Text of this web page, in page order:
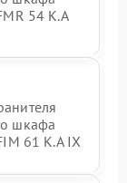
54 K.A
шкафа
61 K.A IX